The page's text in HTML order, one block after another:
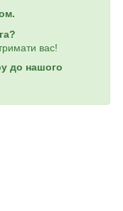
вас!
до нашого